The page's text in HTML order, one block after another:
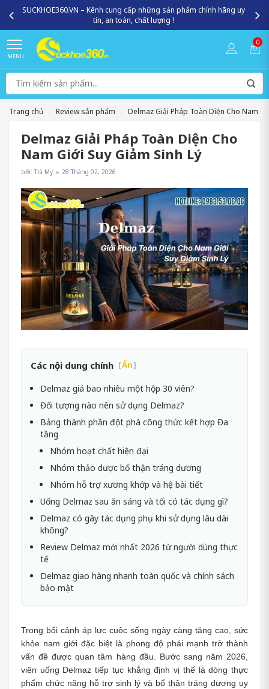
Miễn phí giao hàng toàn quốc - Giao nhanh 2h nội thành HN, HCM
MENU
0
Trang chủ Review sản phẩm Delmaz Giải Pháp Toàn Diện Cho Nam
Delmaz Giải Pháp Toàn Diện Cho
Nam Giới Suy Giảm Sinh Lý
bởi: Trà My 28 Tháng 02, 2026
Các nội dung chính [Ẩn]
Delmaz giá bao nhiêu một hộp 30 viên?
Đối tượng nào nên sử dụng Delmaz?
Bảng thành phần đột phá công thức kết hợp Đa
tầng
Nhóm hoạt chất hiện đại
Nhóm thảo dược bổ thận tráng dương
Nhóm hỗ trợ xương khớp và hệ bài tiết
Uống Delmaz sau ăn sáng và tối có tác dụng gì?
Delmaz có gây tác dụng phụ khi sử dụng lâu dài
không?
Review Delmaz mới nhất 2026 từ người dùng thực
tế
Delmaz giao hàng nhanh toàn quốc và chính sách
bảo mật
Trong bối cảnh áp lực cuộc sống ngày càng tăng cao, sức
khỏe nam giới đặc biệt là phong độ phái mạnh trở thành
vấn đề được quan tâm hàng đầu. Bước sang năm 2026,
viên uống Delmaz tiếp tục khẳng định vị thế là dòng thực
phẩm chức năng hỗ trợ sinh lý và bổ thận tráng dương uy